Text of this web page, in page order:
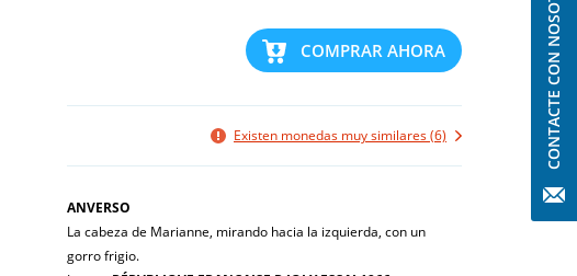
COMPRAR AHORA
Existen monedas muy similares (6)
ANVERSO
La cabeza de Marianne, mirando hacia la izquierda, con un
gorro frigio.
CONTACTE CON NOSOTROS